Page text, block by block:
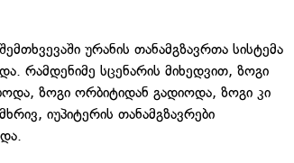
ურანის თანამგზავრთა სისტემა
რამდენიმე სცენარის მიხედვით, ზოგი
ზოგი ორბიტიდან გადიოდა, ზოგი კი
იუპიტერის თანამგზავრები